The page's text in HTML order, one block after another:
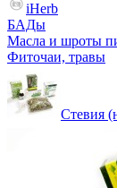
iHerb
БАДы
Масла и шроты
Фиточаи, травы
Стевия